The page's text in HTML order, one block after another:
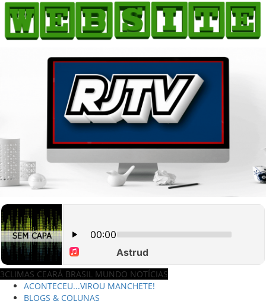
3CLIMAS CEARÁ BRASIL MUNDO NOTÍCIAS
ACONTECEU...VIROU MANCHETE!
BLOGS & COLUNAS